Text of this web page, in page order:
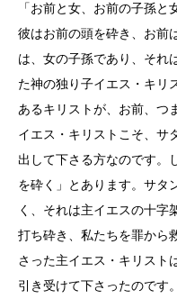
「お前と女、お前の子孫と
彼はお前の頭を砕き、お前
は、女の子孫であり、それ
た神の独り子イエス・キリ
あるキリストが、お前、つ
イエス・キリストこそ、サ
出して下さる方なのです。
を砕く」とあります。サタ
く、それは主イエスの十字
打ち砕き、私たちを罪から
さった主イエス・キリスト
引き受けて下さったのです